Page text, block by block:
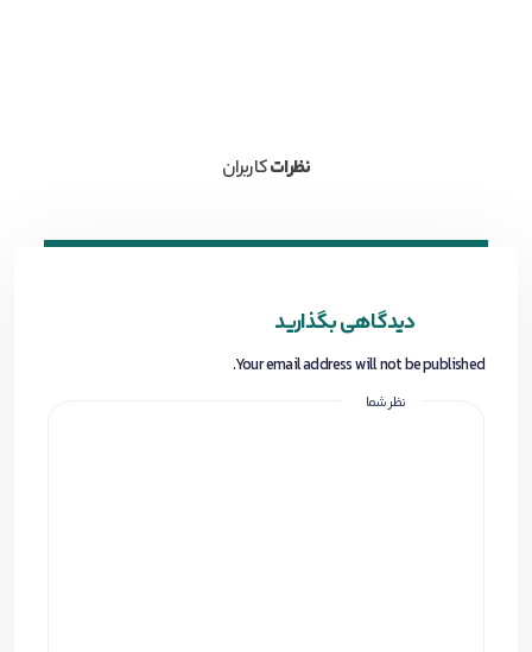
نظراتکاربران
دیدگاهی بگذارید
Your email address will not be published.
نظر شما